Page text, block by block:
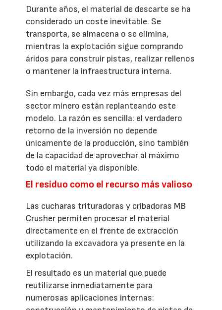
Durante años, el material de descarte se ha
considerado un coste inevitable. Se
transporta, se almacena o se elimina,
mientras la explotación sigue comprando
áridos para construir pistas, realizar rellenos
o mantener la infraestructura interna.
Sin embargo, cada vez más empresas del
sector minero están replanteando este
modelo. La razón es sencilla: el verdadero
retorno de la inversión no depende
únicamente de la producción, sino también
de la capacidad de aprovechar al máximo
todo el material ya disponible.
El residuo como el recurso más valioso
Las cucharas trituradoras y cribadoras MB
Crusher permiten procesar el material
directamente en el frente de extracción
utilizando la excavadora ya presente en la
explotación.
El resultado es un material que puede
reutilizarse inmediatamente para
numerosas aplicaciones internas: